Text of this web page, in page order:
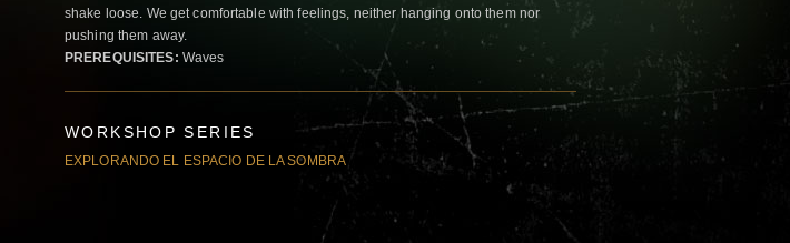
shake loose. We get comfortable with feelings, neither hanging onto them nor
pushing them away.
PREREQUISITES: Waves
WORKSHOP SERIES
EXPLORANDO EL ESPACIO DE LA SOMBRA